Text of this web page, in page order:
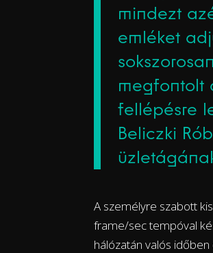
mindezt
emléket
megfontolt
fellépésre
Beliczki
A személyre szabott
frame/sec tempóval
hálózatán valós